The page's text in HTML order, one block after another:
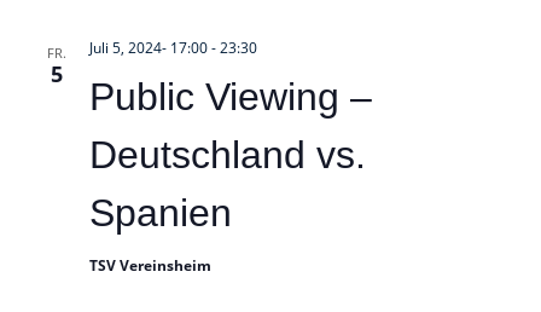
FR.
5
Public Viewing –
Deutschland vs.
Spanien
Juli 5, 2024- 17:00-23:30
TSV Vereinsheim